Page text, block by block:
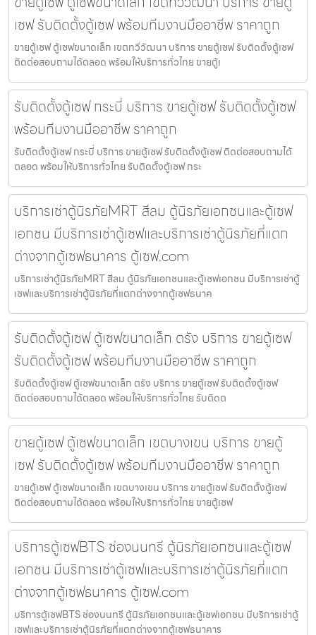
เซฟ รับติดตั้งตู้เซฟ พร้อมทีมงานมืออาชีพ ราคาถูก
ขายตู้เซฟ ตู้เซฟขนาดเล็ก เขตทวีวัฒนา บริการ ขายตู้เซฟ รับติดตั้งตู้เซฟ
ติดต่อสอบถามได้ตลอด พร้อมให้บริการทั่วไทย ขายตู้เ
รับติดตั้งตู้เซฟ กระบี่ บริการ ขายตู้เซฟ รับติดตั้งตู้เซฟ
พร้อมทีมงานมืออาชีพ ราคาถูก
รับติดตั้งตู้เซฟ กระบี่ บริการ ขายตู้เซฟ รับติดตั้งตู้เซฟ ติดต่อสอบถามได้
ตลอด พร้อมให้บริการทั่วไทย รับติดตั้งตู้เซฟ กระ
บริการเช่าตู้นิรภัยMRT สีลม ตู้นิรภัยเอกชนและตู้เซฟ
เอกชน มีบริการเช่าตู้เซฟและบริการเช่าตู้นิรภัยที่แตก
ต่างจากตู้เซฟธนาคาร ตู้เซฟ.com
บริการเช่าตู้นิรภัยMRT สีลม ตู้นิรภัยเอกชนและตู้เซฟเอกชน มีบริการเช่าตู้
เซฟและบริการเช่าตู้นิรภัยที่แตกต่างจากตู้เซฟธนาค
รับติดตั้งตู้เซฟ ตู้เซฟขนาดเล็ก ตรัง บริการ ขายตู้เซฟ
รับติดตั้งตู้เซฟ พร้อมทีมงานมืออาชีพ ราคาถูก
รับติดตั้งตู้เซฟ ตู้เซฟขนาดเล็ก ตรัง บริการ ขายตู้เซฟ รับติดตั้งตู้เซฟ
ติดต่อสอบถามได้ตลอด พร้อมให้บริการทั่วไทย รับติดต
ขายตู้เซฟ ตู้เซฟขนาดเล็ก เขตบางเขน บริการ ขายตู้
เซฟ รับติดตั้งตู้เซฟ พร้อมทีมงานมืออาชีพ ราคาถูก
ขายตู้เซฟ ตู้เซฟขนาดเล็ก เขตบางเขน บริการ ขายตู้เซฟ รับติดตั้งตู้เซฟ
ติดต่อสอบถามได้ตลอด พร้อมให้บริการทั่วไทย ขายตู้เซฟ
บริการตู้เซฟBTS ช่องนนทรี ตู้นิรภัยเอกชนและตู้เซฟ
เอกชน มีบริการเช่าตู้เซฟและบริการเช่าตู้นิรภัยที่แตก
ต่างจากตู้เซฟธนาคาร ตู้เซฟ.com
บริการตู้เซฟBTS ช่องนนทรี ตู้นิรภัยเอกชนและตู้เซฟเอกชน มีบริการเช่าตู้
เซฟและบริการเช่าตู้นิรภัยที่แตกต่างจากตู้เซฟธนาคาร